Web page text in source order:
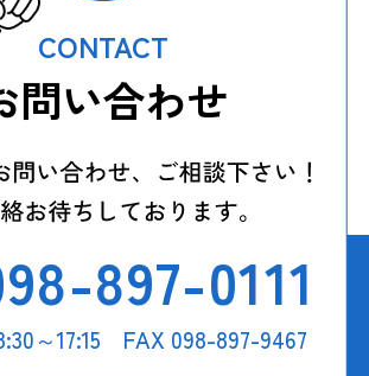
CONTACT
問い合わせ
897-0111
～17:15 FAX 098-897-9467